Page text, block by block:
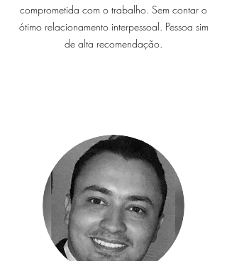
comprometida com o trabalho. Sem contar o
ótimo relacionamento interpessoal. Pessoa sim
de alta recomendação.